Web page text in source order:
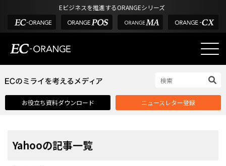
Eビジネスを推進するORANGEシリーズ
選ばれる理由
課題解決例
お役立ち資料ダウンロード ニュースレター登録
Yahooの記事一覧